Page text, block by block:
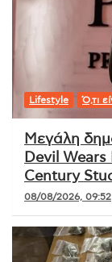
Lifestyle Ό,τι
Μεγάλη
Devil Wears
Century
08/08/2026, 09:52